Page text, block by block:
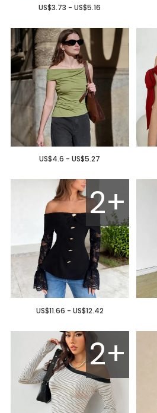
US$3.73 - US$5.16
US$4.6 - US$5.27
2+
US$11.66 - US$12.42
2+